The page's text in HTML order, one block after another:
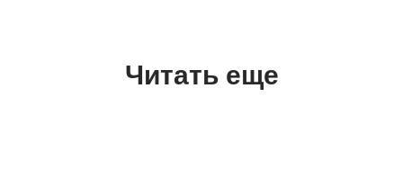
Читать еще